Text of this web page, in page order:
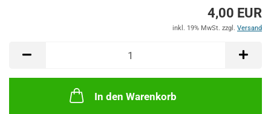
4,00 EUR
inkl. 19% MwSt. zzgl. Versand
In den Warenkorb